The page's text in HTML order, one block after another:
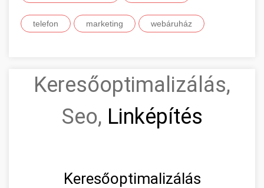
telefon marketing webáruház
Keresőoptimalizálás,
Seo, Linképítés
Keresőoptimalizálás